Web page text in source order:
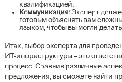
квалификацией.
Коммуникация:Эксперт
готовым объяснять вам
языком, чтобы вы могли
Итак, выбор эксперта для
ИТ-инфраструктуры – это
процесс. Сравнив различные
предложения, вы сможете найти